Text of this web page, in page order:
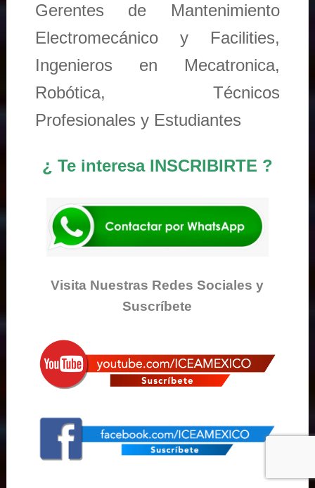
Gerentes de Mantenimiento
Electromecánico y Facilities,
Ingenieros en Mecatronica,
Robótica, Técnicos
Profesionales y Estudiantes
¿ Te interesa INSCRIBIRTE ?
Visita Nuestras Redes Sociales y
Suscríbete